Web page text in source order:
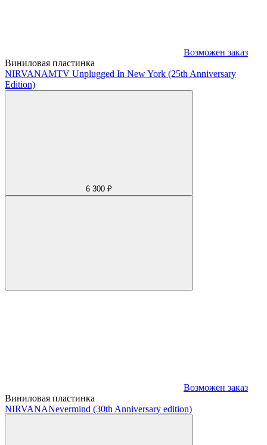
Возможен заказ
Виниловая пластинка
NIRVANAMTV Unplugged In New York (25th Anniversary
Edition)
6 300 ₽
Возможен заказ
Виниловая пластинка
NIRVANANevermind (30th Anniversary edition)